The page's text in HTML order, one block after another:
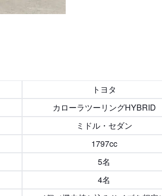
トヨタ
カローラツーリングHYBRID
ミドル・セダン
1797cc
5名
4名